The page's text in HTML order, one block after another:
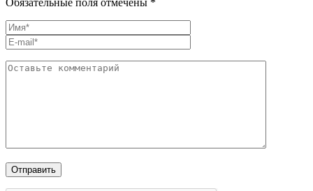
Обязательные поля отмечены *